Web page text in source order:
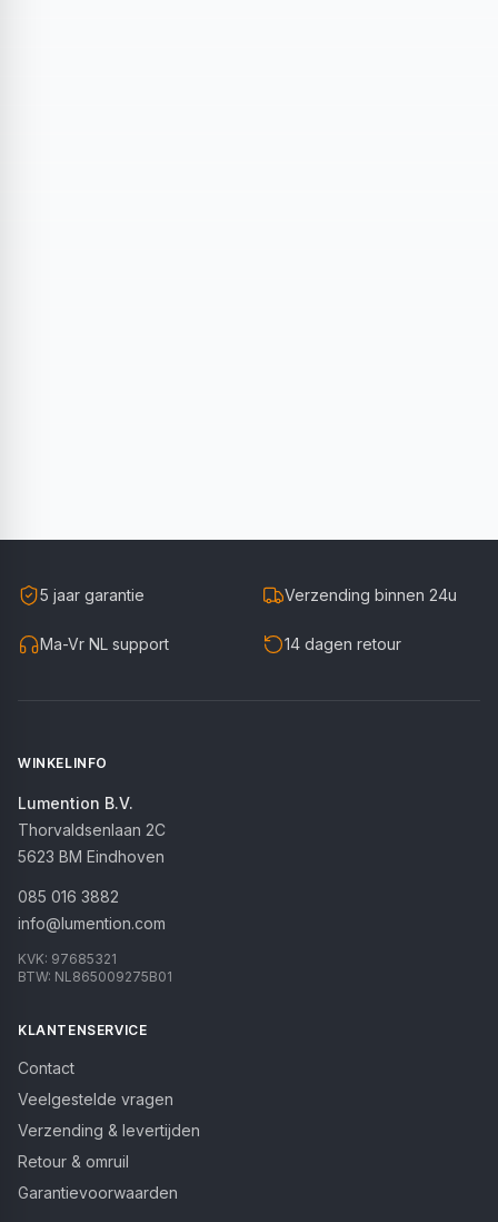
5 jaar garantie Verzending binnen 24u
Ma-Vr NL support 14 dagen retour
WINKELINFO
Lumention B.V.
Thorvaldsenlaan 2C
5623 BM Eindhoven
085 016 3882
info@lumention.com
KVK: 97685321
BTW: NL865009275B01
KLANTENSERVICE
Contact
Veelgestelde vragen
Verzending & levertijden
Retour & omruil
Garantievoorwaarden